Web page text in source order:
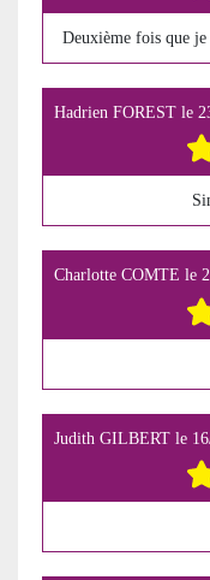
Deuxième fois que je
Hadrien FOREST le
Charlotte COMTE le
Judith GILBERT le